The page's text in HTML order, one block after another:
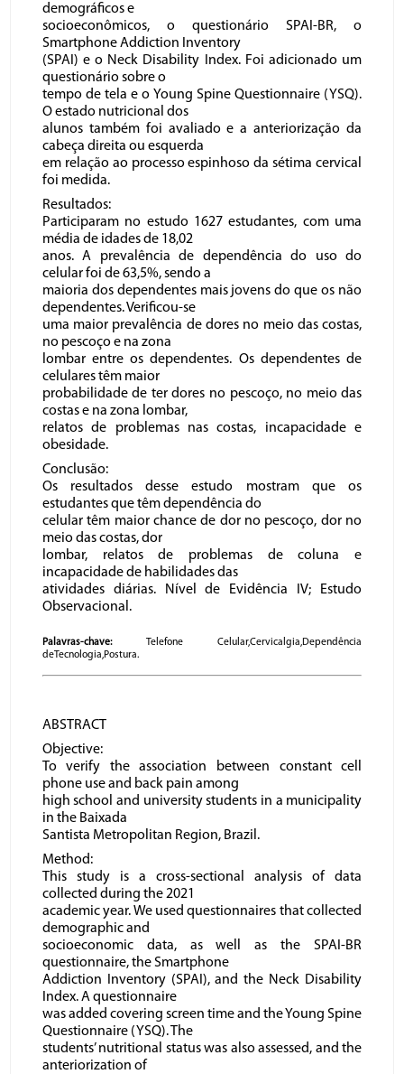
demográficos e
socioeconômicos, o questionário SPAI-BR, o
Smartphone Addiction Inventory
(SPAI) e o Neck Disability Index. Foi adicionado um
questionário sobre o
tempo de tela e o Young Spine Questionnaire (YSQ).
O estado nutricional dos
alunos também foi avaliado e a anteriorização da
cabeça direita ou esquerda
em relação ao processo espinhoso da sétima cervical
foi medida.
Resultados:
Participaram no estudo 1627 estudantes, com uma
média de idades de 18,02
anos. A prevalência de dependência do uso do
celular foi de 63,5%, sendo a
maioria dos dependentes mais jovens do que os não
dependentes. Verificou-se
uma maior prevalência de dores no meio das costas,
no pescoço e na zona
lombar entre os dependentes. Os dependentes de
celulares têm maior
probabilidade de ter dores no pescoço, no meio das
costas e na zona lombar,
relatos de problemas nas costas, incapacidade e
obesidade.
Conclusão:
Os resultados desse estudo mostram que os
estudantes que têm dependência do
celular têm maior chance de dor no pescoço, dor no
meio das costas, dor
lombar, relatos de problemas de coluna e
incapacidade de habilidades das
atividades diárias. Nível de Evidência IV; Estudo
Observacional.
Palavras-chave:Telefone Celular,Cervicalgia,Dependência
deTecnologia,Postura.
ABSTRACT
Objective:
To verify the association between constant cell
phone use and back pain among
high school and university students in a municipality
in the Baixada
Santista Metropolitan Region, Brazil.
Method:
This study is a cross-sectional analysis of data
collected during the 2021
academic year. We used questionnaires that collected
demographic and
socioeconomic data, as well as the SPAI-BR
questionnaire, the Smartphone
Addiction Inventory (SPAI), and the Neck Disability
Index. A questionnaire
was added covering screen time and the Young Spine
Questionnaire (YSQ). The
students’ nutritional status was also assessed, and the
anteriorization of